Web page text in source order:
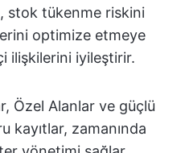
stok tükenme riskini
optimize etmeye
ilişkilerini iyileştirir.
Özel Alanlar ve güçlü
kayıtlar, zamanında